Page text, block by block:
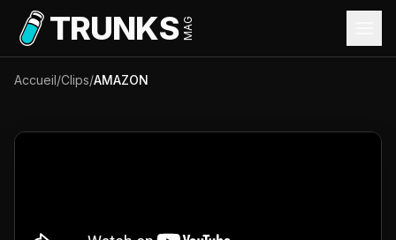
Aller au contenu principal
TRUNKSMAG
Accueil/Clips/AMAZON